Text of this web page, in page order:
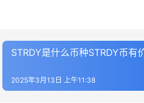
STRDY是什么币种STRDY币有
2025年3月13日 上午11:38